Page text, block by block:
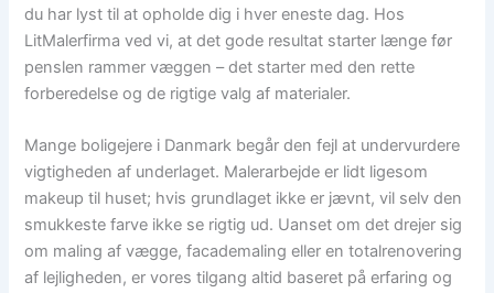
du har lyst til at opholde dig i hver eneste dag. Hos
LitMalerfirma ved vi, at det gode resultat starter længe før
penslen rammer væggen – det starter med den rette
forberedelse og de rigtige valg af materialer.
Mange boligejere i Danmark begår den fejl at undervurdere
vigtigheden af underlaget. Malerarbejde er lidt ligesom
makeup til huset; hvis grundlaget ikke er jævnt, vil selv den
smukkeste farve ikke se rigtig ud. Uanset om det drejer sig
om maling af vægge, facademaling eller en totalrenovering
af lejligheden, er vores tilgang altid baseret på erfaring og